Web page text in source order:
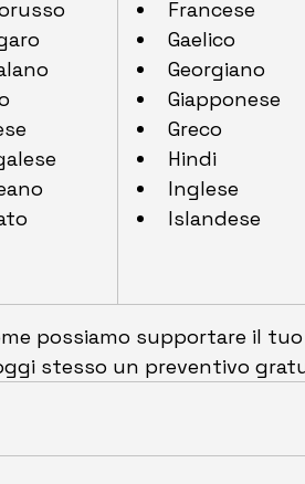
Francese
Gaelico
Georgiano
Giapponese
Greco
Hindi
Inglese
Islandese
possiamo supportare il
stesso un preventivo